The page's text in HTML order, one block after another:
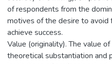
of respondents from the
motives of the desire to avoid
achieve success.
Value (originality). The value
theoretical substantiation and